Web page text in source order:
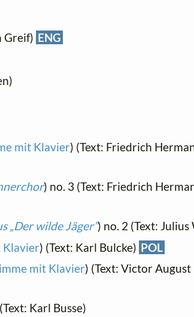
Greif) ENG
mit Klavier) (Text: Friedrich
) no. 3 (Text: Friedrich
„Der wilde Jäger”) no. 2 (Text: Julius
Klavier) (Text: Karl Bulcke) POL
mit Klavier) (Text: Victor August
Karl Busse)